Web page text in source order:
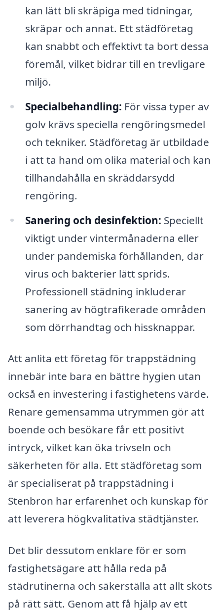
kan lätt bli skräpiga med tidningar,
skräpar och annat. Ett städföretag
kan snabbt och effektivt ta bort dessa
föremål, vilket bidrar till en trevligare
miljö.
Specialbehandling: För vissa typer av
golv krävs speciella rengöringsmedel
och tekniker. Städföretag är utbildade
i att ta hand om olika material och kan
tillhandahålla en skräddarsydd
rengöring.
Sanering och desinfektion: Speciellt
viktigt under vintermånaderna eller
under pandemiska förhållanden, där
virus och bakterier lätt sprids.
Professionell städning inkluderar
sanering av högtrafikerade områden
som dörrhandtag och hissknappar.
Att anlita ett företag för trappstädning
innebär inte bara en bättre hygien utan
också en investering i fastighetens värde.
Renare gemensamma utrymmen gör att
boende och besökare får ett positivt
intryck, vilket kan öka trivseln och
säkerheten för alla. Ett städföretag som
är specialiserat på trappstädning i
Stenbron har erfarenhet och kunskap för
att leverera högkvalitativa städtjänster.
Det blir dessutom enklare för er som
fastighetsägare att hålla reda på
städrutinerna och säkerställa att allt sköts
på rätt sätt. Genom att få hjälp av ett